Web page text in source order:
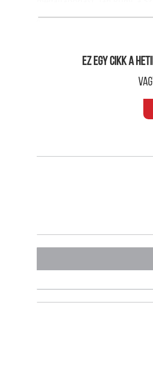
Ez egy cikk a